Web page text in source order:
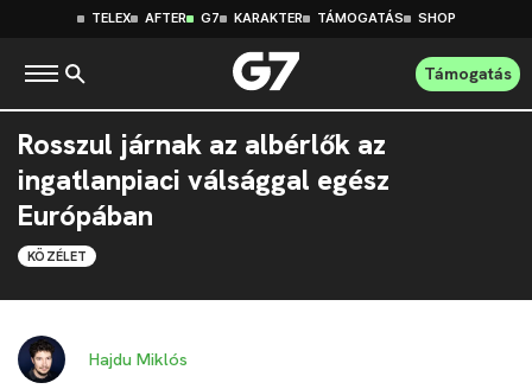
TELEX AFTER G7 KARAKTER TÁMOGATÁS SHOP
Támogatás
Rosszul járnak az albérlők az
ingatlanpiaci válsággal egész
Európában
KÖZÉLET
Hajdu Miklós